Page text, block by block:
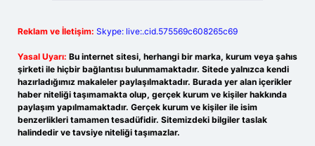
Reklam ve İletişim: Skype: live:.cid.575569c608265c69
Yasal Uyarı: Bu internet sitesi, herhangi bir marka, kurum veya şahıs
şirketi ile hiçbir bağlantısı bulunmamaktadır. Sitede yalnızca kendi
hazırladığımız makaleler paylaşılmaktadır. Burada yer alan içerikler
haber niteliği taşımamakta olup, gerçek kurum ve kişiler hakkında
paylaşım yapılmamaktadır. Gerçek kurum ve kişiler ile isim
benzerlikleri tamamen tesadüfidir. Sitemizdeki bilgiler taslak
halindedir ve tavsiye niteliği taşımazlar.